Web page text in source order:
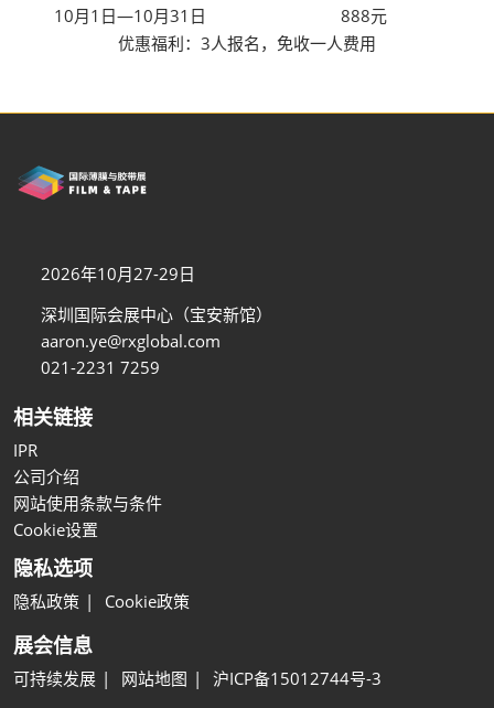
10月1日—10月31日
888元
优惠福利：3人报名，免收一人费用
2026年10月27-29日
深圳国际会展中心（宝安新馆）
aaron.ye@rxglobal.com
021-2231 7259
相关链接
IPR
公司介绍
网站使用条款与条件
Cookie设置
隐私选项
隐私政策 Cookie政策
展会信息
可持续发展 网站地图 沪ICP备15012744号-3